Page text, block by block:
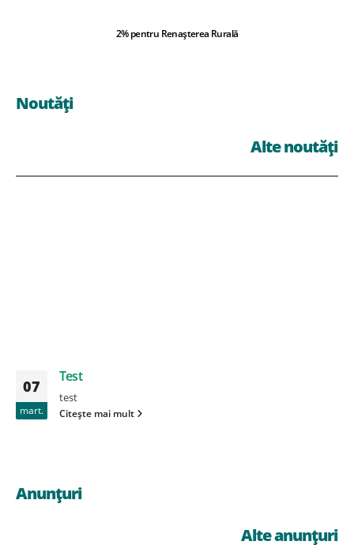
2% pentru Renașterea Rurală
Noutăți
Alte noutăți
07
mart.
Test
test
Citește mai mult
Anunțuri
Alte anunțuri